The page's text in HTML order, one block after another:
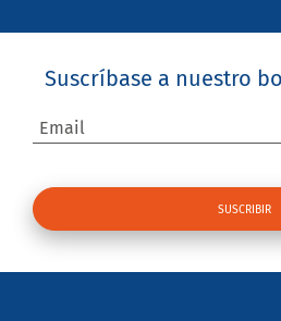
Suscríbase a nuestro
Email